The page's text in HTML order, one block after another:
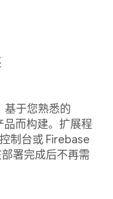
基于您熟悉的
而构建。扩展程
制台或 Firebase
署完成后不再需